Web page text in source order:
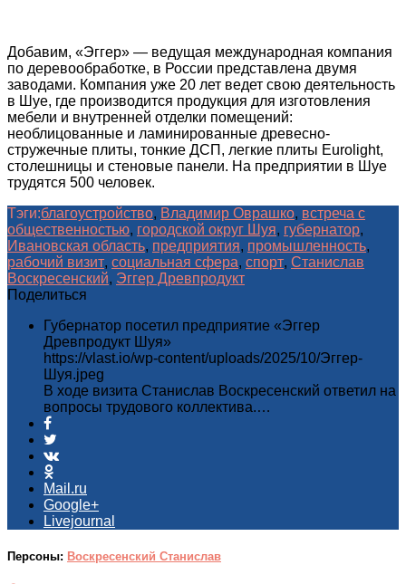
Добавим, «Эггер» — ведущая международная компания
по деревообработке, в России представлена двумя
заводами. Компания уже 20 лет ведет свою деятельность
в Шуе, где производится продукция для изготовления
мебели и внутренней отделки помещений:
необлицованные и ламинированные древесно-
стружечные плиты, тонкие ДСП, легкие плиты Eurolight,
столешницы и стеновые панели. На предприятии в Шуе
трудятся 500 человек.
Тэги:благоустройство, Владимир Оврашко, встреча с
общественностью, городской округ Шуя, губернатор,
Ивановская область, предприятия, промышленность,
рабочий визит, социальная сфера, спорт, Станислав
Воскресенский, Эггер Древпродукт
Поделиться
Губернатор посетил предприятие «Эггер
Древпродукт Шуя»
https://vlast.io/wp-content/uploads/2025/10/Эггер-
Шуя.jpeg
В ходе визита Станислав Воскресенский ответил на
вопросы трудового коллектива.…
Mail.ru
Google+
Livejournal
Персоны: Воскресенский Станислав